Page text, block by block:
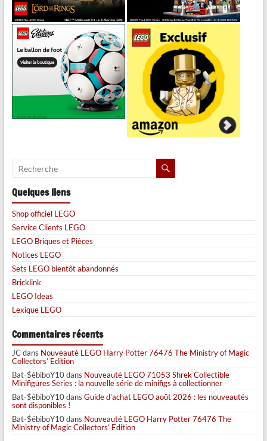
Quelques liens
Shop officiel LEGO
Service Clients LEGO
LEGO Briques et Pièces
Notices LEGO
Sets LEGO bientôt abandonnés
Bricklink
LEGO Ideas
Lexique LEGO
Commentaires récents
JCdans Nouveauté LEGO Harry Potter 76476 The Ministry of Magic
Collectors’ Edition
Bat-$ébiboY10dans Nouveauté LEGO 71053 Shrek Collectible
Minifigures Series : la nouvelle série de minifigs à collectionner
Bat-$ébiboY10dans Guide d’achat LEGO août 2026 : les nouveautés
sont disponibles !
Bat-$ébiboY10dans Nouveauté LEGO Harry Potter 76476 The
Ministry of Magic Collectors’ Edition